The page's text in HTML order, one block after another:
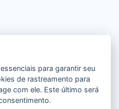
- HUOL
para garantir seu
de rastreamento para
com ele. Este último será